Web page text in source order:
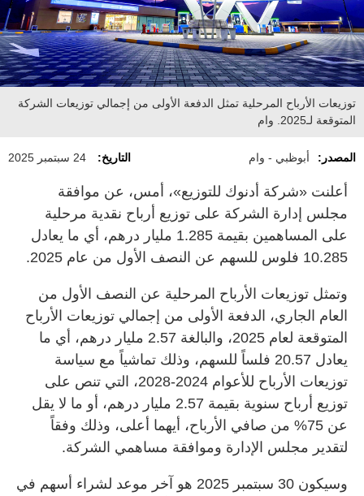
توزيعات الأرباح المرحلية تمثل الدفعة الأولى من إجمالي توزيعات الشركة
المتوقعة لـ2025. وام
المصدر: أبوظبي - وام التاريخ: 24 سبتمبر 2025
أعلنت «شركة أدنوك للتوزيع»، أمس، عن موافقة
مجلس إدارة الشركة على توزيع أرباح نقدية مرحلية
على المساهمين بقيمة 1.285 مليار درهم، أي ما يعادل
10.285 فلوس للسهم عن النصف الأول من عام 2025.
وتمثل توزيعات الأرباح المرحلية عن النصف الأول من
العام الجاري، الدفعة الأولى من إجمالي توزيعات الأرباح
المتوقعة لعام 2025، والبالغة 2.57 مليار درهم، أي ما
يعادل 20.57 فلساً للسهم، وذلك تماشياً مع سياسة
توزيعات الأرباح للأعوام 2024-2028، التي تنص على
توزيع أرباح سنوية بقيمة 2.57 مليار درهم، أو ما لا يقل
عن 75% من صافي الأرباح، أيهما أعلى، وذلك وفقاً
لتقدير مجلس الإدارة وموافقة مساهمي الشركة.
وسيكون 30 سبتمبر 2025 هو آخر موعد لشراء أسهم في